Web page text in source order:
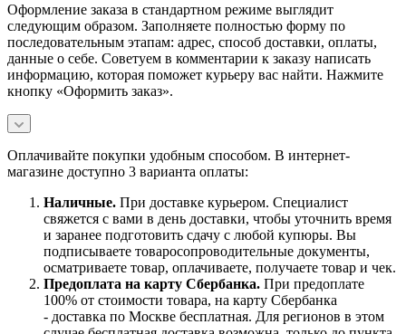
Оформление заказа в стандартном режиме выглядит
следующим образом. Заполняете полностью форму по
последовательным этапам: адрес, способ доставки, оплаты,
данные о себе. Советуем в комментарии к заказу написать
информацию, которая поможет курьеру вас найти. Нажмите
кнопку «Оформить заказ».
Оплачивайте покупки удобным способом. В интернет-
магазине доступно 3 варианта оплаты:
Наличные. При доставке курьером. Специалист
свяжется с вами в день доставки, чтобы уточнить время
и заранее подготовить сдачу с любой купюры. Вы
подписываете товаросопроводительные документы,
осматриваете товар, оплачиваете, получаете товар и чек.
Предоплата на карту Сбербанка. При предоплате
100% от стоимости товара, на карту Сбербанка
- доставка по Москве бесплатная. Для регионов в этом